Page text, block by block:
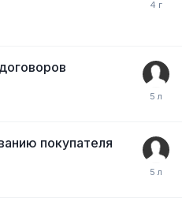
покупателя